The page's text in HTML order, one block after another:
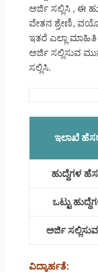
ಅರ್ಜಿ ಸಲ್ಲಿಸಿ , ಈ
ವೇತನ ಶ್ರೇಣಿ,
ಇತರೆ ಎಲ್ಲಾ
ಅರ್ಜಿ ಸಲ್ಲಿಸುವ
ಸಲ್ಲಿಸಿ.
ಇಲಾಖೆ
ಹುದ್ದೆಗಳ
ಒಟ್ಟು
ಅರ್ಜಿ
ವಿದ್ಯಾರ್ಹತೆ: